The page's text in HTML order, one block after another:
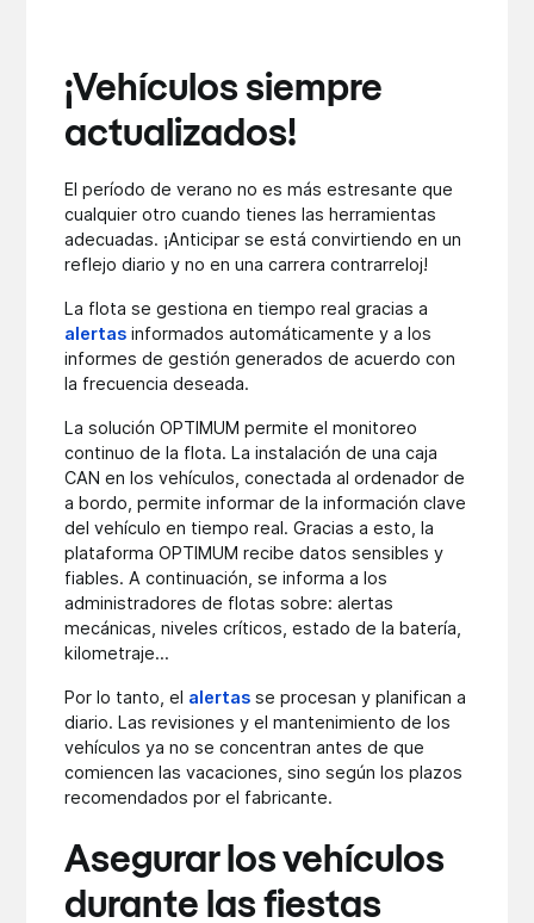
¡Vehículos siempre
actualizados!
El período de verano no es más estresante que
cualquier otro cuando tienes las herramientas
adecuadas. ¡Anticipar se está convirtiendo en un
reflejo diario y no en una carrera contrarreloj!
La flota se gestiona en tiempo real gracias a
alertas informados automáticamente y a los
informes de gestión generados de acuerdo con
la frecuencia deseada.
La solución OPTIMUM permite el monitoreo
continuo de la flota. La instalación de una caja
CAN en los vehículos, conectada al ordenador de
a bordo, permite informar de la información clave
del vehículo en tiempo real. Gracias a esto, la
plataforma OPTIMUM recibe datos sensibles y
fiables. A continuación, se informa a los
administradores de flotas sobre: alertas
mecánicas, niveles críticos, estado de la batería,
kilometraje...
Por lo tanto, el alertas se procesan y planifican a
diario. Las revisiones y el mantenimiento de los
vehículos ya no se concentran antes de que
comiencen las vacaciones, sino según los plazos
recomendados por el fabricante.
Asegurar los vehículos
durante las fiestas